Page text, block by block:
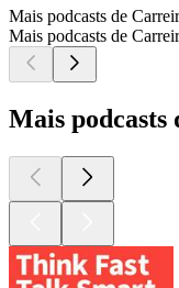
Mais podcasts de
Mais podcasts de
Mais